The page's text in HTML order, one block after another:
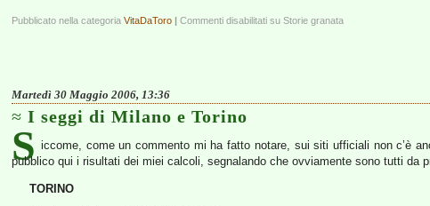
Pubblicato nella categoria VitaDaToro | Commenti disabilitati su Storie granata
Martedì 30 Maggio 2006, 13:36
I seggi di Milano e Torino
S iccome, come un commento mi ha fatto notare, sui siti ufficiali non c’è
pubblico qui i risultati dei miei calcoli, segnalando che ovviamente sono tutti da
TORINO